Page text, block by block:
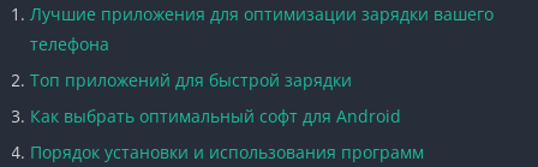
Лучшие приложения для оптимизации зарядки вашего
телефона
Топ приложений для быстрой зарядки
Как выбрать оптимальный софт для Android
Порядок установки и использования программ